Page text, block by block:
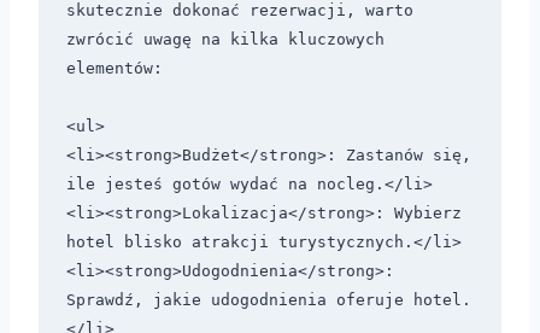
skutecznie dokonać rezerwacji, warto
zwrócić uwagę na kilka kluczowych
elementów:
<ul>
<li><strong>Budżet</strong>: Zastanów się,
ile jesteś gotów wydać na nocleg.</li>
<li><strong>Lokalizacja</strong>: Wybierz
hotel blisko atrakcji turystycznych.</li>
<li><strong>Udogodnienia</strong>:
Sprawdź, jakie udogodnienia oferuje hotel.
</li>